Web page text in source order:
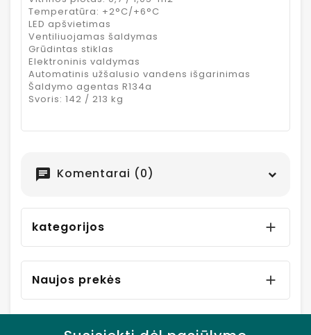
Temperatūra: +2°C/+6°C
LED apšvietimas
Ventiliuojamas šaldymas
Grūdintas stiklas
Elektroninis valdymas
Automatinis užšalusio vandens išgarinimas
Šaldymo agentas R134a
Svoris: 142 / 213 kg
chat Komentarai (0)
kategorijos 
Naujos prekės 